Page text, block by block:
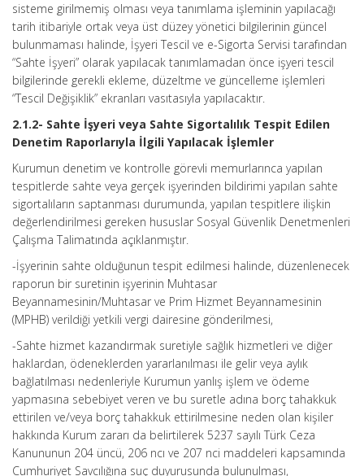
sisteme girilmemiş olması veya tanımlama işleminin yapılacağı
tarih itibariyle ortak veya üst düzey yönetici bilgilerinin güncel
bulunmaması halinde, İşyeri Tescil ve e-Sigorta Servisi tarafından
“Sahte İşyeri” olarak yapılacak tanımlamadan önce işyeri tescil
bilgilerinde gerekli ekleme, düzeltme ve güncelleme işlemleri
“Tescil Değişiklik” ekranları vasıtasıyla yapılacaktır.
2.1.2- Sahte İşyeri veya Sahte Sigortalılık Tespit Edilen
Denetim Raporlarıyla İlgili Yapılacak İşlemler
Kurumun denetim ve kontrolle görevli memurlarınca yapılan
tespitlerde sahte veya gerçek işyerinden bildirimi yapılan sahte
sigortalıların saptanması durumunda, yapılan tespitlere ilişkin
değerlendirilmesi gereken hususlar Sosyal Güvenlik Denetmenleri
Çalışma Talimatında açıklanmıştır.
-İşyerinin sahte olduğunun tespit edilmesi halinde, düzenlenecek
raporun bir suretinin işyerinin Muhtasar
Beyannamesinin/Muhtasar ve Prim Hizmet Beyannamesinin
(MPHB) verildiği yetkili vergi dairesine gönderilmesi,
-Sahte hizmet kazandırmak suretiyle sağlık hizmetleri ve diğer
haklardan, ödeneklerden yararlanılması ile gelir veya aylık
bağlatılması nedenleriyle Kurumun yanlış işlem ve ödeme
yapmasına sebebiyet veren ve bu suretle adına borç tahakkuk
ettirilen ve/veya borç tahakkuk ettirilmesine neden olan kişiler
hakkında Kurum zararı da belirtilerek 5237 sayılı Türk Ceza
Kanununun 204 üncü, 206 ncı ve 207 nci maddeleri kapsamında
Cumhuriyet Savcılığına suç duyurusunda bulunulması,